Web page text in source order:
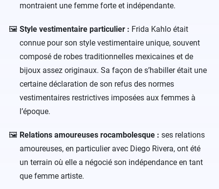
montraient une femme forte et indépendante.
Style vestimentaire particulier : Frida Kahlo était
connue pour son style vestimentaire unique, souvent
composé de robes traditionnelles mexicaines et de
bijoux assez originaux. Sa façon de s’habiller était une
certaine déclaration de son refus des normes
vestimentaires restrictives imposées aux femmes à
l’époque.
Relations amoureuses rocambolesque : ses relations
amoureuses, en particulier avec Diego Rivera, ont été
un terrain où elle a négocié son indépendance en tant
que femme artiste.